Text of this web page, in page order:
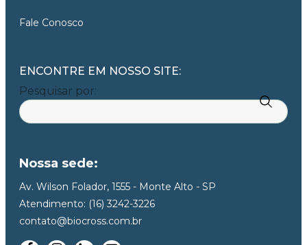
Fale Conosco
ENCONTRE EM NOSSO SITE:
Pesquisar por:
Nossa sede:
Av. Wilson Folador, 1555 - Monte Alto - SP
Atendimento: (16) 3242-3226
contato@biocross.com.br